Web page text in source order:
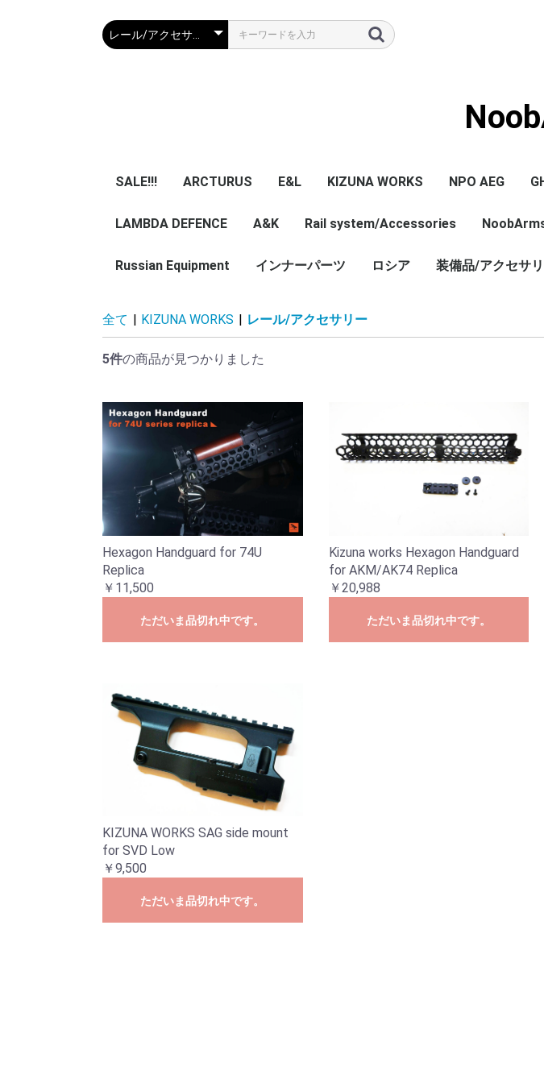
SALE!!! ARCTURUS
マガジン
エアガン本体
E&L
パーツ
マガジン
エアガン本体
KIZUNA WORKS
GBB PISTOL本体
レール/アクセサリー
マガジン
アクセサリー
NPO AEG
NPO内部カスタ
エアガン本体
マガジン
パーツ
その他
LAMBDA DEFENCE A&K
エアガン本体
エアガン本体
パーツ
Rail system/Accessories
KIZUNA WORKS
TWI
NB
ZENITCO
TM ZENITCO
CORE Airsoft
ASURA DYNAMICS
5ku Original
Original
Vintage
AK Custom
Russian Equipment
売り
Pouch
加工済
用加工済
インナーパーツ ロシア 装備品/アクセサリ
全て | KIZUNA WORKS | レール/アクセサリー
5件の商品が見つかりました
Hexagon Handguard for 74U
Replica
￥11,500
ただいま品切れ中です。
Kizuna works Hexagon Handguard
for AKM/AK74 Replica
￥20,988
ただいま品切れ中です。
KIZUNA WORKS SAG side mount
for SVD Low
￥9,500
ただいま品切れ中です。